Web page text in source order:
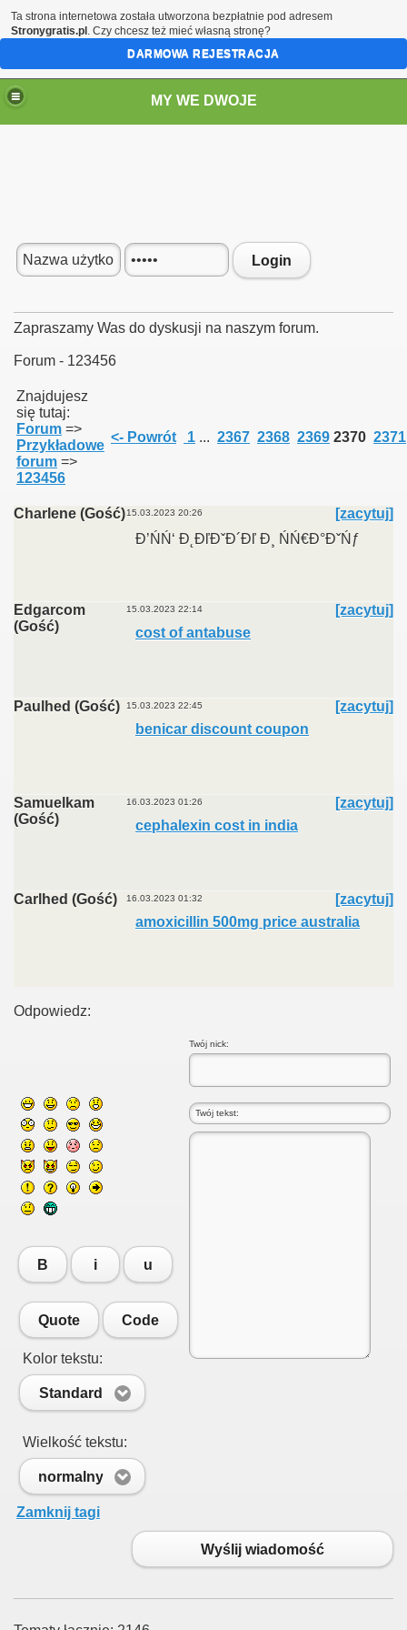
MY WE DWOJE
Login
Zapraszamy Was do dyskusji na naszym forum.
Forum - 123456
Znajdujesz
się tutaj:
Forum =>
Przykładowe
forum =>
123456
<- Powrót 1 ... 2367 2368 2369 2370 2371
Charlene (Gość)15.03.2023 20:26
[zacytuj]
Đ’ŃŃ‘ Đ˛ĐľĐˇĐ´Đľ Đ¸ ŃŃ€Đ°ĐˇŃƒ
Edgarcom
(Gość)
15.03.2023 22:14
[zacytuj]
cost of antabuse
Paulhed (Gość) 15.03.2023 22:45
[zacytuj]
benicar discount coupon
Samuelkam
(Gość)
16.03.2023 01:26
[zacytuj]
cephalexin cost in india
Carlhed (Gość) 16.03.2023 01:32
[zacytuj]
amoxicillin 500mg price australia
Odpowiedz:
Twój nick:
B i u
Quote Code
Kolor tekstu:
Standard
Wielkość tekstu:
normalny
Zamknij tagi
Wyślij wiadomość
Ta strona internetowa została utworzona bezpłatnie pod adresem
Stronygratis.pl . Czy chcesz też mieć własną stronę?
DARMOWA REJESTRACJA